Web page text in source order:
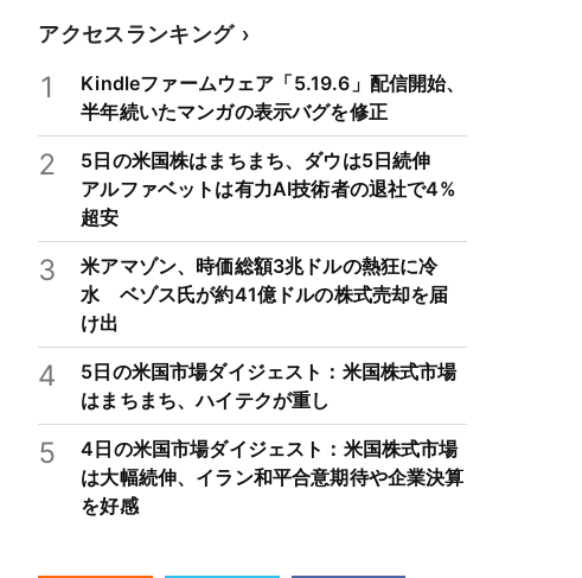
アクセスランキング
1
Kindleファームウェア「5.19.6」配信開始、
半年続いたマンガの表示バグを修正
2
5日の米国株はまちまち、ダウは5日続伸
アルファベットは有力AI技術者の退社で4%
超安
3
米アマゾン、時価総額3兆ドルの熱狂に冷
水 ベゾス氏が約41億ドルの株式売却を届
け出
4
5日の米国市場ダイジェスト：米国株式市場
はまちまち、ハイテクが重し
5
4日の米国市場ダイジェスト：米国株式市場
は大幅続伸、イラン和平合意期待や企業決算
を好感